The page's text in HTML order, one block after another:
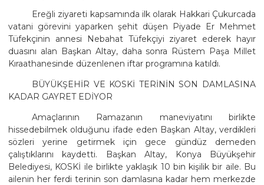
Ereğli ziyareti kapsamında ilk olarak Hakkari Çukurcada
vatani görevini yaparken şehit düşen Piyade Er Mehmet
Tüfekçinin annesi Nebahat Tüfekçiyi ziyaret ederek hayır
duasını alan Başkan Altay, daha sonra Rüstem Paşa Millet
Kıraathanesinde düzenlenen iftar programına katıldı.
BÜYÜKŞEHİR VE KOSKİ TERİNİN SON DAMLASINA
KADAR GAYRET EDİYOR
Amaçlarının Ramazanın maneviyatını birlikte
hissedebilmek olduğunu ifade eden Başkan Altay, verdikleri
sözleri yerine getirmek için gece gündüz demeden
çalıştıklarını kaydetti. Başkan Altay, Konya Büyükşehir
Belediyesi, KOSKİ ile birlikte yaklaşık 10 bin kişilik bir aile. Bu
ailenin her ferdi terinin son damlasına kadar hem merkezde